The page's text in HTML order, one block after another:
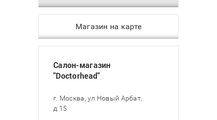
Магазин на карте
Салон-магазин
"Doctorhead"
г. Москва, ул Новый Арбат,
д.15